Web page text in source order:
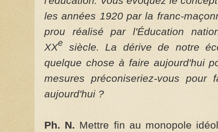
les années 1920 par la franc-
prou réalisé par l'Éducation
XXe siècle. La dérive de notre
quelque chose à faire aujourd'hui
mesures préconiseriez-vous pour
aujourd'hui ?
Ph. N. Mettre fin au monopole